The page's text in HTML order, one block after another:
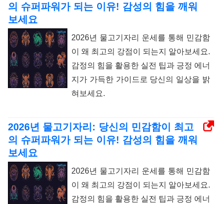
의 슈퍼파워가 되는 이유! 감성의 힘을 깨워
보세요
2026년 물고기자리 운세를 통해 민감함
이 왜 최고의 강점이 되는지 알아보세요.
감정의 힘을 활용한 실전 팁과 긍정 에너
지가 가득한 가이드로 당신의 일상을 밝
혀보세요.
2026년 물고기자리: 당신의 민감함이 최고
의 슈퍼파워가 되는 이유! 감성의 힘을 깨워
보세요
2026년 물고기자리 운세를 통해 민감함
이 왜 최고의 강점이 되는지 알아보세요.
감정의 힘을 활용한 실전 팁과 긍정 에너